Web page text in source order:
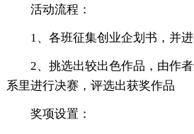
活动流程：
1、各班征集创业企划书，并
2、挑选出较出色作品，由作
系里进行决赛，评选出获奖作品
奖项设置：